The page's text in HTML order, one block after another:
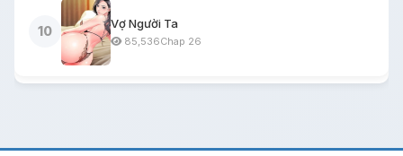
10
Vợ Người Ta
85,536Chap 26